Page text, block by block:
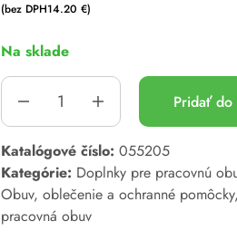
(bez DPH14.20 €)
Na sklade
Pridať do
A
l
t
e
Katalógové číslo: 055205
Kategórie: Doplnky pre pracovnú
Obuv, oblečenie a ochranné pomôcky,
pracovná obuv